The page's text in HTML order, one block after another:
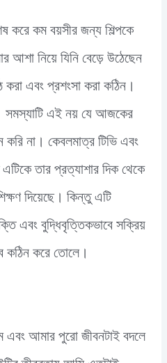
করে কম বয়সীর জন্য শিল্পকে
নিয়ে যিনি বেড়ে উঠেছেন
এবং প্রশংসা করা কঠিন।
সমস্যাটি এই নয় যে আজকের
করি না। কেবলমাত্র টিভি এবং
এটিকে তার প্রত্যাশার দিক থেকে
দিয়েছে। কিন্তু এটি
এবং বুদ্ধিবৃত্তিকভাবে সক্রিয়
কঠিন করে তোলে।
আমার পুরো জীবনটাই বদলে